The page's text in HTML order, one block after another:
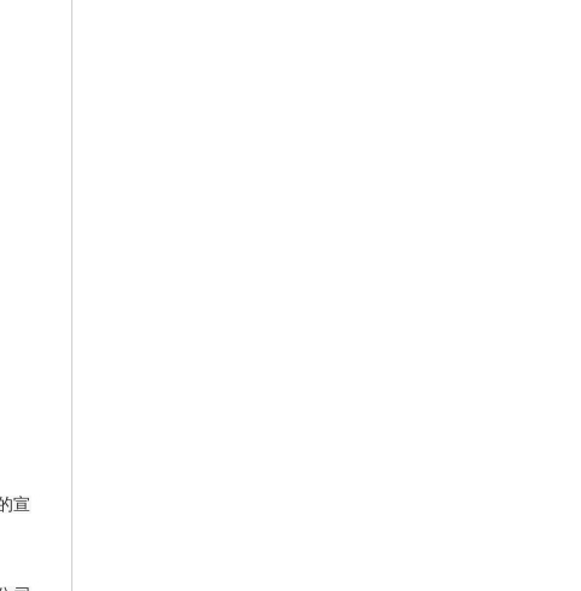
快构建新发展格局提供有力支撑解读扩大内需
宣